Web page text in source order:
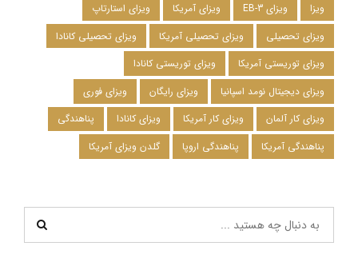
ویزا
ویزای EB-3 ویزای آمریکا
ویزای استارتاپ
ویزای تحصیلی
ویزای تحصیلی آمریکا
ویزای تحصیلی کانادا
ویزای توریستی آمریکا
ویزای توریستی کانادا
ویزای دیجیتال نومد اسپانیا
ویزای رایگان
ویزای فوری
ویزای کار آلمان
ویزای کار آمریکا ویزای کانادا
پناهندگی
پناهندگی آمریکا
پناهندگی اروپا گلدن ویزای آمریکا